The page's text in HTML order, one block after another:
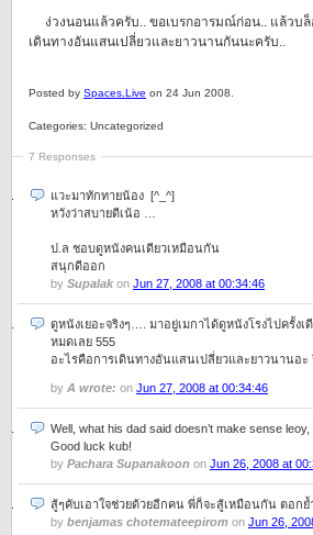
ง่วงนอนแล้วครับ.. ขอเบรกอารมณ์ก่อน.. แล้วบล็
เดินทางอันแสนเปลี่ยวและยาวนานกันนะครับ..
Posted by Spaces.Live on 24 Jun 2008.
Categories: Uncategorized
7 Responses
แวะมาทักทายน้อง [^_^]
หวังว่าสบายดีเน้อ …
ป.ล ชอบดูหนังคนเดียวเหมือนกัน
สนุกดีออก
by Supalak on Jun 27, 2008 at 00:34:46
ดูหนังเยอะจริงๆ…. มาอยู่เมกาได้ดูหนังโรงไปครั้งเดี
หมดเลย 555
อะไรคือการเดินทางอันแสนเปลี่ยวและยาวนานอะ
by A wrote: on Jun 27, 2008 at 00:34:46
Well, what his dad said doesn’t make sense leoy,
Good luck kub!
by Pachara Supanakoon on Jun 26, 2008 at
สู้ๆคับเอาใจช่วยด้วยอีกคน พี่ก็จะสู้เหมือนกัน ตอกย้
by benjamas chotematee​pirom on Jun 26,